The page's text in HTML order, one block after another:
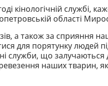
кінологічній службі,
області
а також за сприяння
для порятунку людей
служби, що
наших тварин,